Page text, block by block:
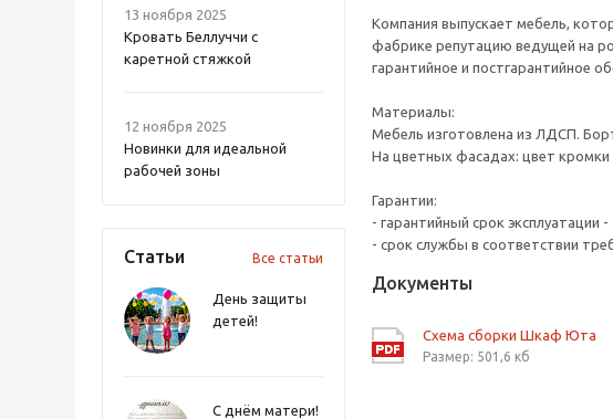
13 ноября 2025
Кровать Беллуччи с
каретной стяжкой
12 ноября 2025
Новинки для идеальной
рабочей зоны
Статьи Все статьи
День защиты
детей!
С днём матери!
Компания выпускает мебель,
фабрике репутацию ведущей на
гарантийное и постгарантийное
Материалы:
Мебель изготовлена из ЛДСП.
На цветных фасадах: цвет
Гарантии:
- гарантийный срок эксплуатации
- срок службы в соответствии
Документы
Схема сборки Шкаф Юта
Размер: 501,6 кб